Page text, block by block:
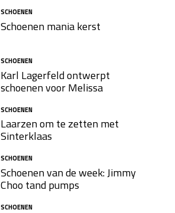
SCHOENEN
Schoenen mania kerst
SCHOENEN
Karl Lagerfeld ontwerpt
schoenen voor Melissa
SCHOENEN
Laarzen om te zetten met
Sinterklaas
SCHOENEN
Schoenen van de week: Jimmy
Choo tand pumps
SCHOENEN